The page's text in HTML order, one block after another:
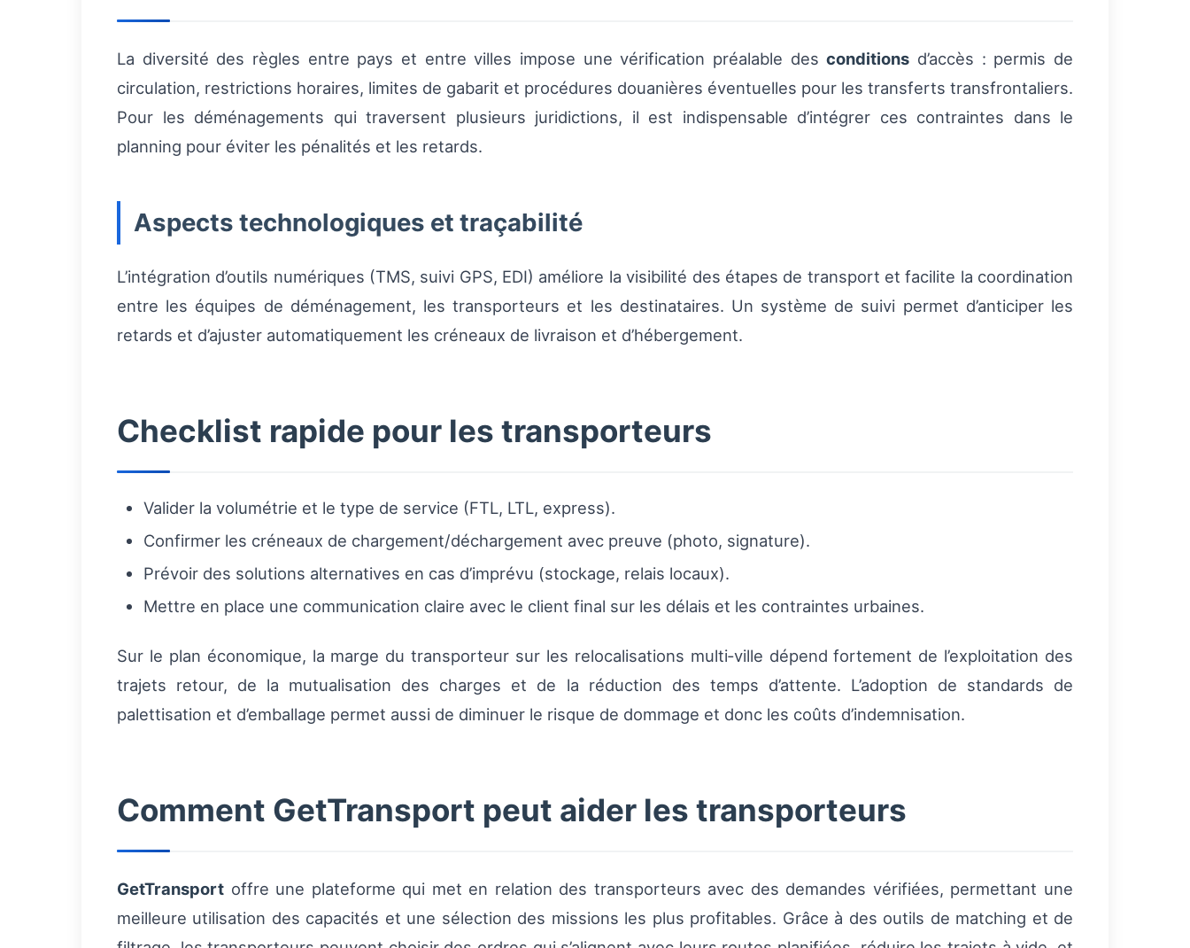
La diversité des règles entre pays et entre villes impose une vérification préalable desconditions d’accès : permis de
circulation, restrictions horaires, limites de gabarit et procédures douanières éventuelles pour les transferts transfrontaliers.
Pour les déménagements qui traversent plusieurs juridictions, il est indispensable d’intégrer ces contraintes dans le
planning pour éviter les pénalités et les retards.
Aspects technologiques et traçabilité
L’intégration d’outils numériques (TMS, suivi GPS, EDI) améliore la visibilité des étapes de transport et facilite la coordination
entre les équipes de déménagement, les transporteurs et les destinataires. Un système de suivi permet d’anticiper les
retards et d’ajuster automatiquement les créneaux de livraison et d’hébergement.
Checklist rapide pour les transporteurs
Valider la volumétrie et le type de service (FTL, LTL, express).
Confirmer les créneaux de chargement/déchargement avec preuve (photo, signature).
Prévoir des solutions alternatives en cas d’imprévu (stockage, relais locaux).
Mettre en place une communication claire avec le client final sur les délais et les contraintes urbaines.
Sur le plan économique, la marge du transporteur sur les relocalisations multi‑ville dépend fortement de l’exploitation des
trajets retour, de la mutualisation des charges et de la réduction des temps d’attente. L’adoption de standards de
palettisation et d’emballage permet aussi de diminuer le risque de dommage et donc les coûts d’indemnisation.
Comment GetTransport peut aider les transporteurs
GetTransport offre une plateforme qui met en relation des transporteurs avec des demandes vérifiées, permettant une
meilleure utilisation des capacités et une sélection des missions les plus profitables. Grâce à des outils de matching et de